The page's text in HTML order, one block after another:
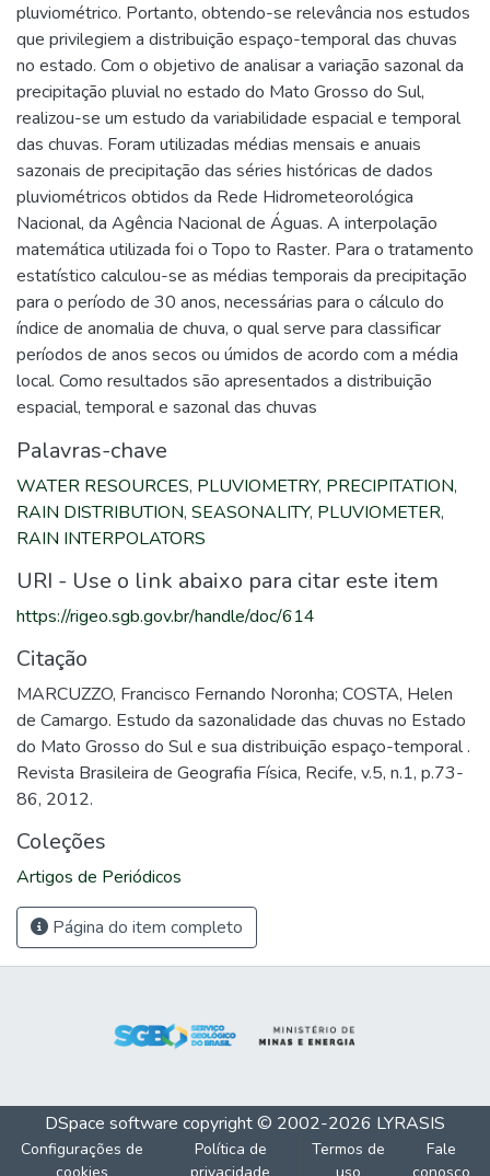
pluviométrico. Portanto, obtendo-se relevância nos estudos
que privilegiem a distribuição espaço-temporal das chuvas
no estado. Com o objetivo de analisar a variação sazonal da
precipitação pluvial no estado do Mato Grosso do Sul,
realizou-se um estudo da variabilidade espacial e temporal
das chuvas. Foram utilizadas médias mensais e anuais
sazonais de precipitação das séries históricas de dados
pluviométricos obtidos da Rede Hidrometeorológica
Nacional, da Agência Nacional de Águas. A interpolação
matemática utilizada foi o Topo to Raster. Para o tratamento
estatístico calculou-se as médias temporais da precipitação
para o período de 30 anos, necessárias para o cálculo do
índice de anomalia de chuva, o qual serve para classificar
períodos de anos secos ou úmidos de acordo com a média
local. Como resultados são apresentados a distribuição
espacial, temporal e sazonal das chuvas
Palavras-chave
WATER RESOURCES, PLUVIOMETRY, PRECIPITATION,
RAIN DISTRIBUTION, SEASONALITY, PLUVIOMETER,
RAIN INTERPOLATORS
URI - Use o link abaixo para citar este item
https://rigeo.sgb.gov.br/handle/doc/614
Citação
MARCUZZO, Francisco Fernando Noronha; COSTA, Helen
de Camargo. Estudo da sazonalidade das chuvas no Estado
do Mato Grosso do Sul e sua distribuição espaço-temporal .
Revista Brasileira de Geografia Física, Recife, v.5, n.1, p.73-
86, 2012.
Coleções
Artigos de Periódicos
Página do item completo
DSpace software copyright © 2002-2026 LYRASIS
Configurações de
Política de
Termos de
Fale